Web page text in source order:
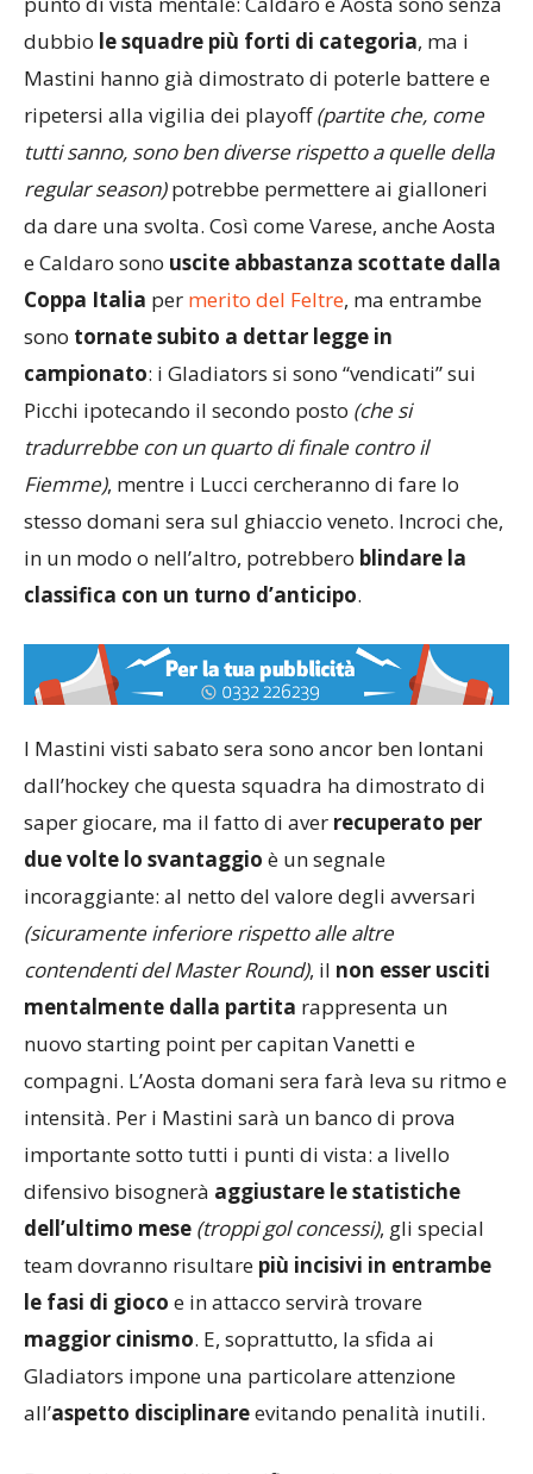
punto di vista mentale: Caldaro e Aosta sono senza
Mastini hanno già dimostrato di poterle battere e
ripetersi alla vigilia dei playoff
(partite che, come
tutti sanno, sono ben diverse rispetto a quelle della
da dare una svolta. Così come Varese, anche Aosta
e Caldaro sono
permerito del Feltre
, ma entrambe
tornate subito a dettar legge in
: i Gladiators si sono “vendicati” sui
Picchi ipotecando il secondo posto
tradurrebbe con un quarto di finale contro il
stesso domani sera sul ghiaccio veneto. Incroci che,
in un modo o nell’altro, potrebbero
dall’hockey che questa squadra ha dimostrato di
saper giocare, ma il fatto di aver
recuperato per
due volte lo svantaggio
è un segnale
incoraggiante: al netto del valore degli avversari
(sicuramente inferiore rispetto alle altre
contendenti del Master Round)
mentalmente dalla partita
rappresenta un
nuovo starting point per capitan Vanetti e
compagni. L’Aosta domani sera farà leva su ritmo e
intensità. Per i Mastini sarà un banco di prova
importante sotto tutti i punti di vista: a livello
difensivo bisognerà
aggiustare le statistiche
(troppi gol concessi)
, gli special
team dovranno risultare più incisivi in entrambe
le fasi di gioco
maggior cinismo
. E, soprattutto, la sfida ai
Gladiators impone una particolare attenzione
aspetto disciplinare evitando penalità inutili.